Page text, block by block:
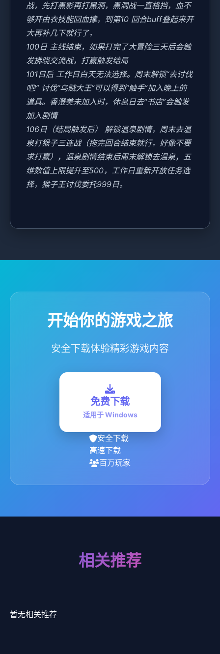
战，先打黑影再打黑洞，黑洞战一直格挡，血不
够开由衣技能回血撑，到第10 回合buff叠起来开
大再补几下就行了，
100日 主线结束，如果打完了大冒险三天后会触
发拂晓交流战，打赢触发结局
101日后 工作日白天无法选择。周末解锁“去讨伐
吧!” 讨伐“乌贼大王”可以得到“触手”加入晚上的
道具。香澄美未加入时，休息日去“书店”会触发
加入剧情
106日（结局触发后） 解锁温泉剧情，周末去温
泉打猴子三连战（拖完回合结束就行，好像不要
求打赢），温泉剧情结束后周末解锁去温泉，五
维数值上限提升至500，工作日重新开放任务选
择，猴子王讨伐委托999日。
开始你的游戏之旅
安全下载体验精彩游戏内容
免费下载
适用于 Windows
安全下载
高速下载
百万玩家
相关推荐
暂无相关推荐